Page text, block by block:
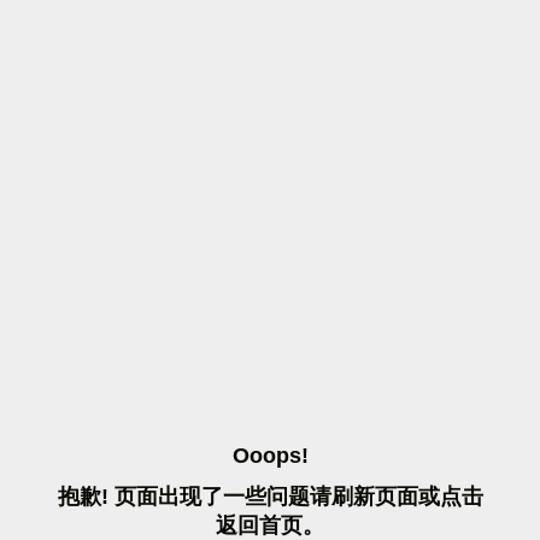
OOOPS!
抱歉! 页面出现了一些问题请刷 新页面或点击
返 回首页。